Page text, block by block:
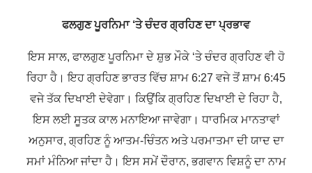
ਫਲਗੁਣ ਪੂਰਨਿਮਾ ‘ਤੇ ਚੰਦਰ ਗ੍ਰਹਿਣ ਦਾ ਪ੍ਰਭਾਵ
ਇਸ ਸਾਲ, ਫਾਲਗੁਣ ਪੂਰਨਿਮਾ ਦੇ ਸ਼ੁਭ ਮੌਕੇ ‘ਤੇ ਚੰਦਰ ਗ੍ਰਹਿਣ ਵੀ ਹੋ
ਰਿਹਾ ਹੈ। ਇਹ ਗ੍ਰਹਿਣ ਭਾਰਤ ਵਿੱਚ ਸ਼ਾਮ 6:27 ਵਜੇ ਤੋਂ ਸ਼ਾਮ 6:45
ਵਜੇ ਤੱਕ ਦਿਖਾਈ ਦੇਵੇਗਾ। ਕਿਉਂਕਿ ਗ੍ਰਹਿਣ ਦਿਖਾਈ ਦੇ ਰਿਹਾ ਹੈ,
ਇਸ ਲਈ ਸੂਤਕ ਕਾਲ ਮਨਾਇਆ ਜਾਵੇਗਾ। ਧਾਰਮਿਕ ਮਾਨਤਾਵਾਂ
ਅਨੁਸਾਰ, ਗ੍ਰਹਿਣ ਨੂੰ ਆਤਮ-ਚਿੰਤਨ ਅਤੇ ਪਰਮਾਤਮਾ ਦੀ ਯਾਦ ਦਾ
ਸਮਾਂ ਮੰਨਿਆ ਜਾਂਦਾ ਹੈ। ਇਸ ਸਮੇਂ ਦੌਰਾਨ, ਭਗਵਾਨ ਵਿਸ਼ਨੂੰ ਦਾ ਨਾਮ